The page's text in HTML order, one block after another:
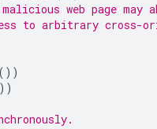
malicious web page may
to arbitrary cross-
())
))